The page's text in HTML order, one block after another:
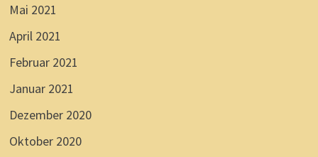
Mai 2021
April 2021
Februar 2021
Januar 2021
Dezember 2020
Oktober 2020